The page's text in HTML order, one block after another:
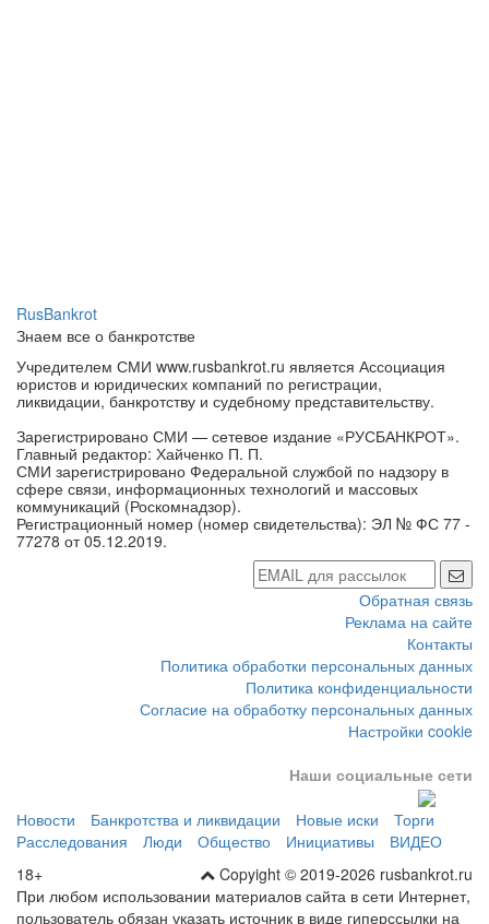
Учредителем СМИ www.rusbankrot.ru является Ассоциация
юристов и юридических компаний по регистрации,
ликвидации, банкротству и судебному представительству.
Зарегистрировано СМИ — сетевое издание «РУСБАНКРОТ».
Главный редактор: Хайченко П. П.
СМИ зарегистрировано Федеральной службой по надзору в
сфере связи, информационных технологий и массовых
коммуникаций (Роскомнадзор).
Регистрационный номер (номер свидетельства): ЭЛ № ФС 77 -
77278 от 05.12.2019.
Обратная связь
Реклама на сайте
Контакты
Политика обработки персональных данных
Политика конфиденциальности
Согласие на обработку персональных данных
Настройки cookie
Наши социальные сети
Новые иски
Торги
ВИДЕО
Copyight © 2019-2026 rusbankrot.ru
18+
При любом использовании материалов сайта в сети Интернет,
пользователь обязан указать источник в виде гиперссылки на
сайт rusbankrot.ru.